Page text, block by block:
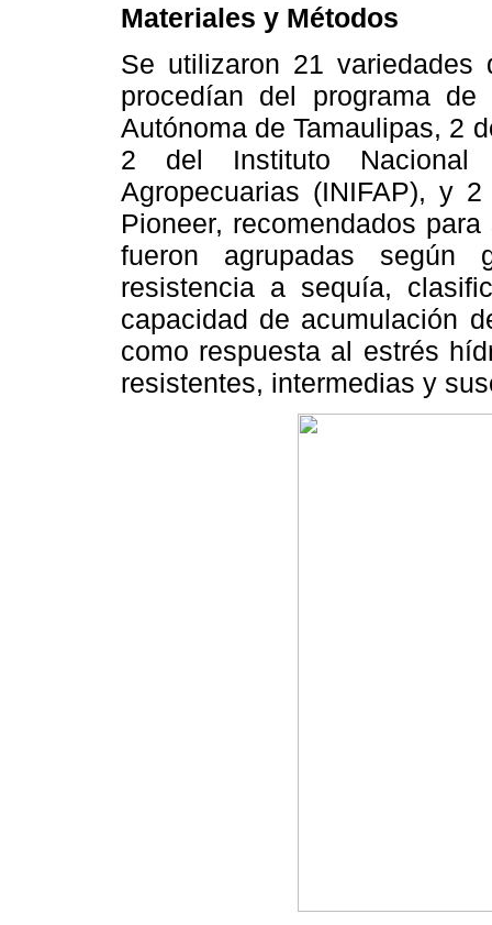
Materiales y Métodos
Se utilizaron 21 variedades
procedían del programa
Autónoma de Tamaulipas, 2
2 del Instituto Nacional
Agropecuarias (INIFAP), y
Pioneer, recomendados
fueron agrupadas según
resistencia a sequía,
capacidad de acumulación
como respuesta al estrés
resistentes, intermedias y